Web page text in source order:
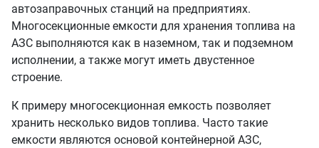
автозаправочных станций на предприятиях.
Многосекционные емкости для хранения топлива на
АЗС выполняются как в наземном, так и подземном
исполнении, а также могут иметь двустенное
строение.
К примеру многосекционная емкость позволяет
хранить несколько видов топлива. Часто такие
емкости являются основой контейнерной АЗС,